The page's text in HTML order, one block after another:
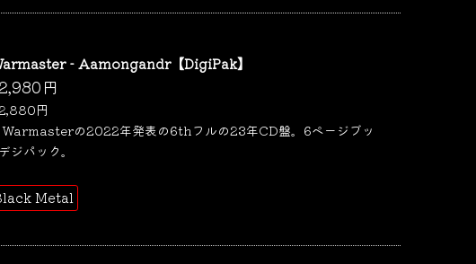
- Aamongandr【DigiPak】
円
円
の2022年発表の6thフルの23年CD盤。6ページブッ
ジパック。
Metal